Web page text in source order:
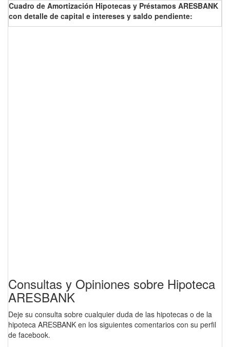
Cuadro de Amortización Hipotecas y Préstamos ARESBANK
con detalle de capital e intereses y saldo pendiente:
Consultas y Opiniones sobre Hipoteca
ARESBANK
Deje su consulta sobre cualquier duda de las hipotecas o de la
hipoteca ARESBANK en los siguientes comentarios con su perfil
de facebook.